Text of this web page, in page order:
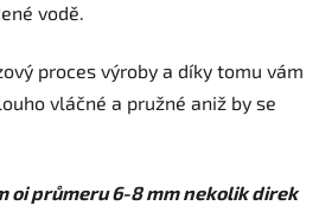
vodě.
proces výroby a díky tomu vám
vláčné a pružné aniž by se
oi průmeru 6-8 mm nekolik direk